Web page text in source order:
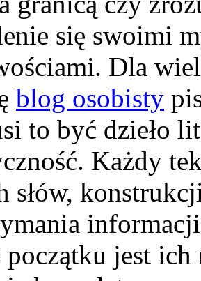
się swoimi
Dla
blog osobisty
to być dzieło
Każdy
słów,
początku jest